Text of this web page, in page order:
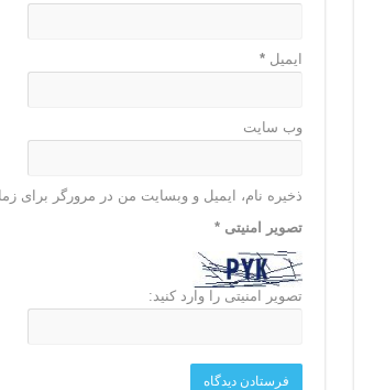
ایمیل*
وب‌ سایت
ذخیره نام، ایمیل و وبسایت من در مرورگر برای
تصویر امنیتی*
تصویر امنیتی را وارد کنید: